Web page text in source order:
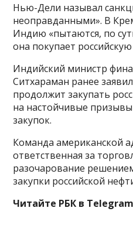
Нью-Дели называл
неоправданными». В
Индию «пытаются, по
она покупает
Индийский министр
Ситхараман ранее
продолжит закупать
на настойчивые
закупок.
Команда американской
ответственная за
разочарование
закупки российской
Читайте РБК в